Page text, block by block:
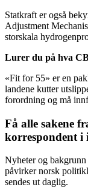
Statkraft er også
Adjustment
storskala
Lurer du på hva
«Fit for 55» er en
landene kutter
forordning og må
Få alle sakene
korrespondent i
Nyheter og
påvirker norsk
sendes ut daglig.